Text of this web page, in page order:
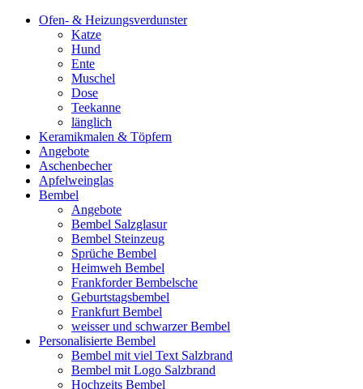
Ofen- & Heizungsverdunster
Katze
Hund
Ente
Muschel
Dose
Teekanne
länglich
Keramikmalen & Töpfern
Angebote
Aschenbecher
Apfelweinglas
Bembel
Angebote
Bembel Salzglasur
Bembel Steinzeug
Sprüche Bembel
Heimweh Bembel
Frankforder Bembelsche
Geburtstagsbembel
Frankfurt Bembel
weisser und schwarzer Bembel
Personalisierte Bembel
Bembel mit viel Text Salzbrand
Bembel mit Logo Salzbrand
Hochzeits Bembel